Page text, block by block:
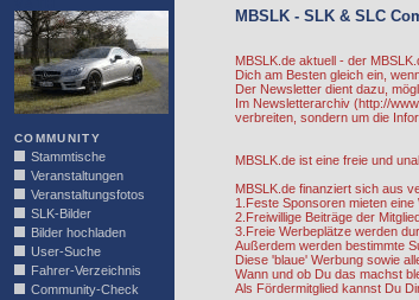
COMMUNITY
Stammtische
Veranstaltungen
Veranstaltungsfotos
SLK-Bilder
Bilder hochladen
User-Suche
Fahrer-Verzeichnis
Community-Check
MBSLK - SLK & SLC
MBSLK.de aktuell - der
Dich am Besten gleich ein,
Der Newsletter dient dazu,
Im Newsletterarchiv (http://
verbreiten, sondern um die
MBSLK.de ist eine freie und
MBSLK.de finanziert sich aus
1.Feste Sponsoren mieten
2.Freiwillige Beiträge der
3.Freie Werbeplätze werden
Außerdem werden bestimmte
Diese 'blaue' Werbung sowie
Wann und ob Du das machst
Als Fördermitglied kannst Du